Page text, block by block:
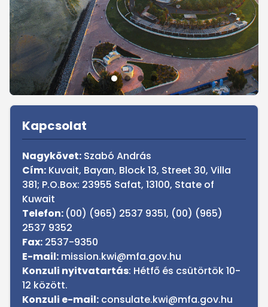
Sidebar
Kapcsolat
Nagykövet: Szabó András
Cím: Kuvait, Bayan, Block 13, Street 30, Villa
381; P.O.Box: 23955 Safat, 13100, State of
Kuwait
Telefon: (00) (965) 2537 9351, (00) (965)
2537 9352
Fax: 2537-9350
E-mail: mission.kwi@mfa.gov.hu
Konzuli nyitvatartás: Hétfő és csütörtök 10-
12 között.
Konzuli e-mail: consulate.kwi@mfa.gov.hu